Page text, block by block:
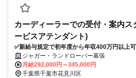
カーディーラーでの受付・案内ス
ービスアテンダント)
✅新給与規定で初年度から年収400万円以上
経験、成長、チャンスが豊富な「グローバル
ジャガー・ランドローバー幕張
月給292,000円～345,000円
千葉県千葉市花見川区